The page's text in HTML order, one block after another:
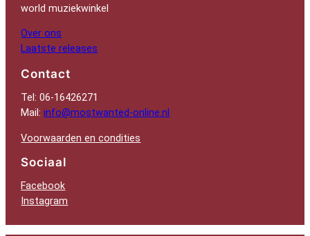
world muziekwinkel
Over ons
Laatste releases
Contact
Tel: 06-16426271
Mail:info@mostwanted-online.nl
Voorwaarden en condities
Sociaal
Facebook
Instagram